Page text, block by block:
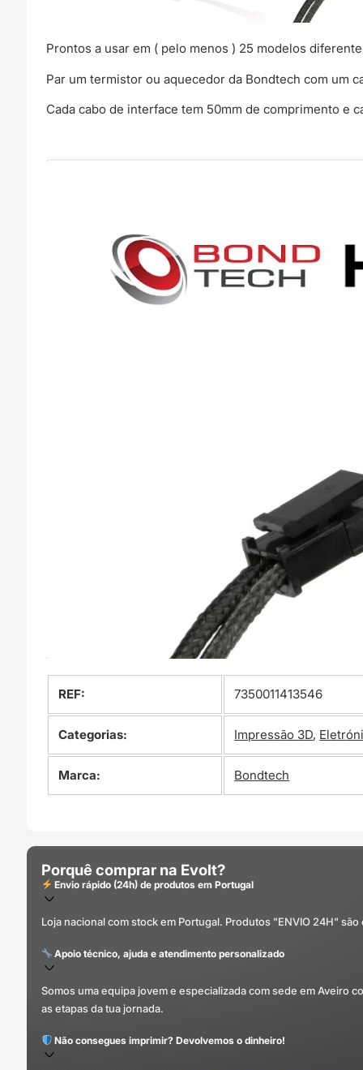
Prontos a usar em ( pelo menos ) 25 modelos
Par um termistor ou aquecedor da Bondtech com um
Cada cabo de interface tem 50mm de comprimento e
REF: 7350011413546
Categorias: Impressão 3D,
Marca: Bondtech
Porquê comprar na Evolt?
Envio rápido (24h) de produtos em Portugal
Loja nacional com stock em Portugal. Produtos "ENVIO 24H"
Apoio técnico, ajuda e atendimento personalizado
Somos uma equipa jovem e especializada com sede em Aveiro
as etapas da tua jornada.
Não consegues imprimir? Devolvemos o dinheiro!